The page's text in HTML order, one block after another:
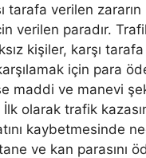
tarafa verilen zararın
verilen paradır.
kişiler, karşı
için para
maddi ve manevi
olarak trafik
kaybetmesinde
ve kan parasını